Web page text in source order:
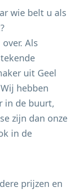
wie belt u als
Als
uit Geel
hebben
in de buurt,
zijn dan onze
in de
prijzen en